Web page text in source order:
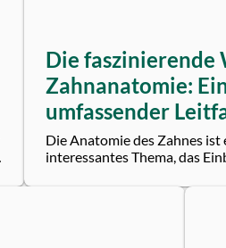
Die faszinierende
Zahnanatomie:
umfassender
Die Anatomie des Zahnes ist
interessantes Thema, das